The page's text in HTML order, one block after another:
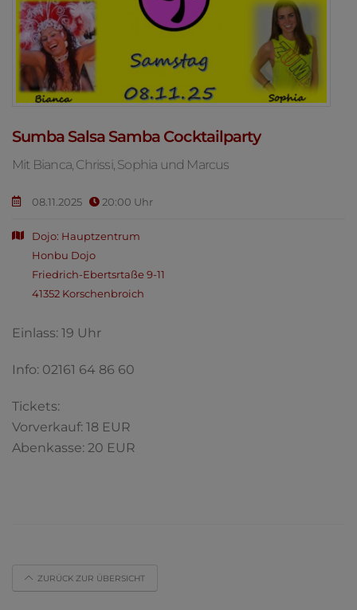
Sumba Salsa Samba Cocktailparty
Mit Bianca, Chrissi, Sophia und Marcus
08.11.2025 20:00 Uhr
Dojo: Hauptzentrum
Honbu Dojo
Friedrich-Ebertsrtaße 9-11
41352 Korschenbroich
Einlass: 19 Uhr
Info: 02161 64 86 60
Tickets:
Vorverkauf: 18 EUR
Abenkasse: 20 EUR
ZURÜCK ZUR ÜBERSICHT